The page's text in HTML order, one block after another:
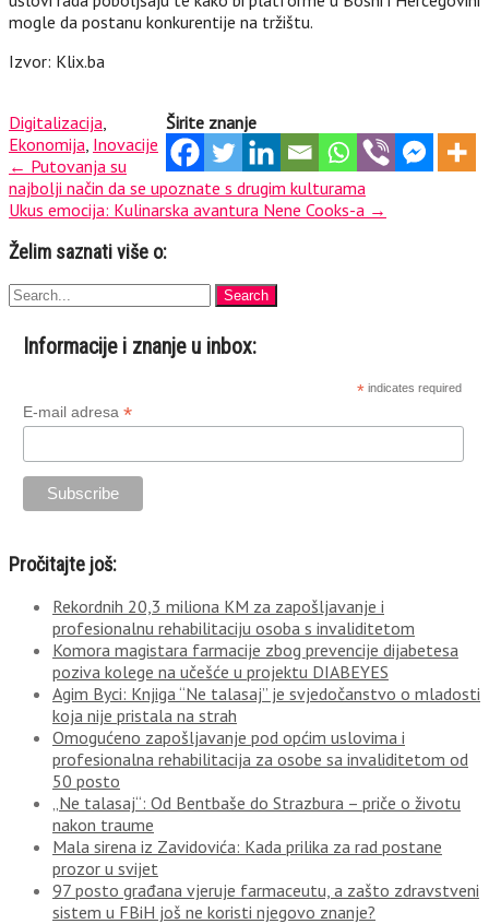
mogle da postanu konkurentije na tržištu.
Izvor: Klix.ba
Širite znanje
Digitalizacija
Ekonomija Inovacije
Post
navigation
← Putovanja su
najbolji način da se upoznate s drugim kulturama
Ukus emocija: Kulinarska avantura Nene Cooks-a →
Želim saznati više o:
Informacije i znanje u inbox:
* indicates required
E-mail adresa *
Pročitajte još:
Rekordnih 20,3 miliona KM za zapošljavanje i
profesionalnu rehabilitaciju osoba s invaliditetom
Komora magistara farmacije zbog prevencije dijabetesa
poziva kolege na učešće u projektu DIABEYES
Agim Byci: Knjiga “Ne talasaj” je svjedočanstvo o mladosti
koja nije pristala na strah
Omogućeno zapošljavanje pod općim uslovima i
profesionalna rehabilitacija za osobe sa invaliditetom od
50 posto
„Ne talasaj“: Od Bentbaše do Strazbura – priče o životu
nakon traume
Mala sirena iz Zavidovića: Kada prilika za rad postane
prozor u svijet
97 posto građana vjeruje farmaceutu, a zašto zdravstveni
sistem u FBiH još ne koristi njegovo znanje?